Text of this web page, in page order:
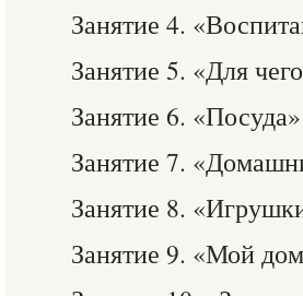
Занятие 4.
Занятие 5. «Для
Занятие 6. «Посуда»
Занятие 7.
Занятие 8.
Занятие 9. «Мой